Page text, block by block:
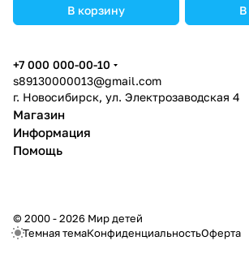
ассортименте.В корзину В
+7 000 000-00-10
s89130000013@gmail.com
г. Новосибирск, ул. Электрозаводская 4
Магазин
Информация
Помощь
© 2000 - 2026 Мир детей
Темная темаКонфиденциальностьОферта